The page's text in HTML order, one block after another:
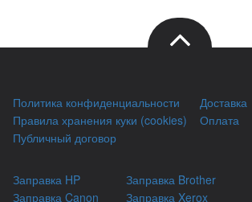
Политика конфиденциальности
Правила хранения куки (cookies)
Публичный договор
Доставка
Оплата
Заправка HP
Заправка Canon
Заправка Brother
Заправка Xerox